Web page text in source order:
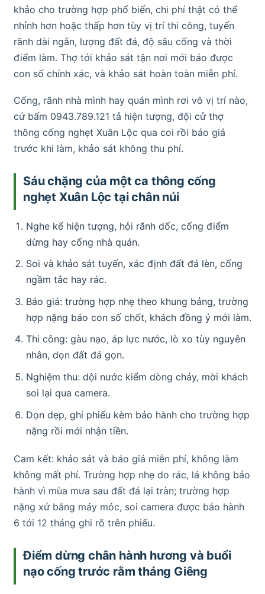
khảo cho trường hợp phổ biến, chi phí thật có thể
nhỉnh hơn hoặc thấp hơn tùy vị trí thi công, tuyến
rãnh dài ngắn, lượng đất đá, độ sâu cống và thời
điểm làm. Thợ tới khảo sát tận nơi mới báo được
con số chính xác, và khảo sát hoàn toàn miễn phí.
Cống, rãnh nhà mình hay quán mình rơi vô vị trí nào,
cứ bấm 0943.789.121 tả hiện tượng, đội cử thợ
thông cống nghẹt Xuân Lộc qua coi rồi báo giá
trước khi làm, khảo sát không thu phí.
Sáu chặng của một ca thông cống
nghẹt Xuân Lộc tại chân núi
Nghe kể hiện tượng, hỏi rãnh dốc, cống điểm
dừng hay cống nhà quán.
Soi và khảo sát tuyến, xác định đất đá lèn, cống
ngầm tắc hay rác.
Báo giá: trường hợp nhẹ theo khung bảng, trường
hợp nặng báo con số chốt, khách đồng ý mới làm.
Thi công: gàu nạo, áp lực nước, lò xo tùy nguyên
nhân, dọn đất đá gọn.
Nghiệm thu: dội nước kiểm dòng chảy, mời khách
soi lại qua camera.
Dọn dẹp, ghi phiếu kèm bảo hành cho trường hợp
nặng rồi mới nhận tiền.
Cam kết: khảo sát và báo giá miễn phí, không làm
không mất phí. Trường hợp nhẹ do rác, lá không bảo
hành vì mùa mưa sau đất đá lại tràn; trường hợp
nặng xử bằng máy móc, soi camera được bảo hành
6 tới 12 tháng ghi rõ trên phiếu.
Điểm dừng chân hành hương và buổi
nạo cống trước rằm tháng Giêng